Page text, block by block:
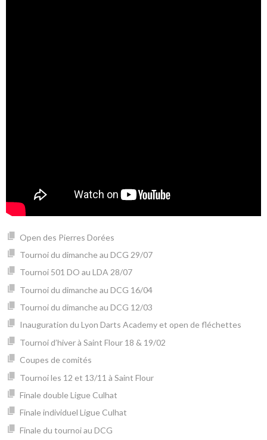
Open des Pierres Dorées
Tournoi du dimanche au DCG 29/07
Tournoi 501 DO au LDA 28/07
Tournoi du dimanche au DCG 16/04
Tournoi du dimanche au DCG 12/03
Inauguration du Lyon Darts Academy et open de fléchettes
Tournoi d’hiver à Saint Flour 18 & 19/02
Coupes de comités
Tournoi les 12 et 13/11 à Saint Flour
Finale double Ligue Culhat
Finale individuel Ligue Culhat
Finale du tournoi au DCG